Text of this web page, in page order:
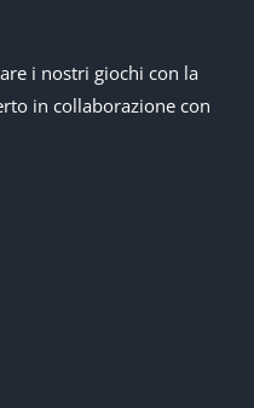
i nostri giochi con la
in collaborazione con